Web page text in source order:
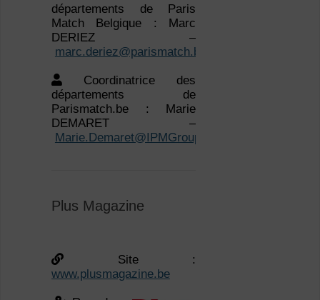
Coordinatrice des
départements de
Parismatch.be : Marie
Marie.Demaret@IPMGroup.be
Plus Magazine
Site :
www.plusmagazine.be
la Fusée 50
bte 10 –